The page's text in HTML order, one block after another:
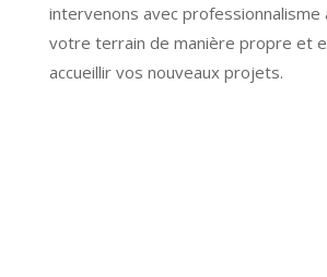
intervenons avec
votre terrain de manière propre et
accueillir vos nouveaux projets.